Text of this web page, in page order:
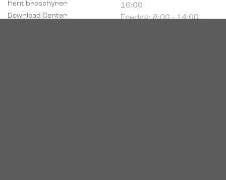
Download Center
Fredag: 8:00 - 14:00